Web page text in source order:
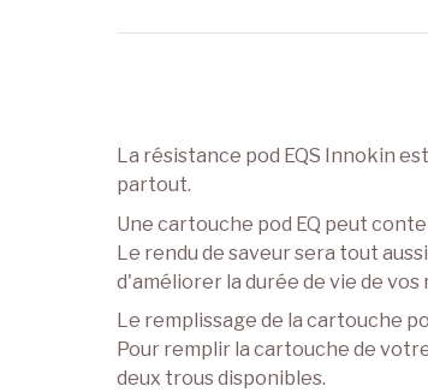
La résistance pod EQS Innokin
partout.
Une cartouche pod EQ peut
Le rendu de saveur sera tout
d'améliorer la durée de vie de
Le remplissage de la cartouche
Pour remplir la cartouche de
deux trous disponibles.